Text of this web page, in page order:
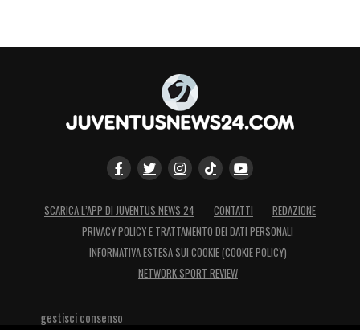
SCARICA L’APP DI JUVENTUS NEWS 24 CONTATTI
REDAZIONE
PRIVACY POLICY E TRATTAMENTO DEI DATI PERSONALI
INFORMATIVA ESTESA SUI COOKIE (COOKIE POLICY)
NETWORK SPORT REVIEW
gestisci consenso